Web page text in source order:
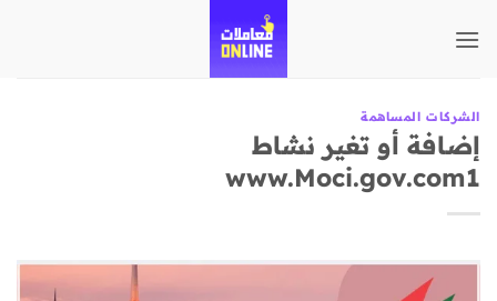
للمحتوى
الشركات المساهمة
إضافة أو تغير نشاط
www.Moci.gov.com1